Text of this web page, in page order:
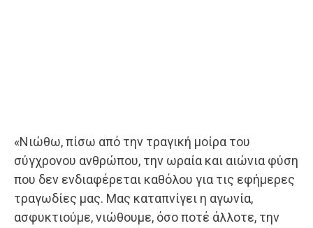
«Νιώθω, πίσω από την τραγική μοίρα του
σύγχρονου ανθρώπου, την ωραία και αιώνια φύση
που δεν ενδιαφέρεται καθόλου για τις εφήμερες
τραγωδίες μας. Μας καταπνίγει η αγωνία,
ασφυκτιούμε, νιώθουμε, όσο ποτέ άλλοτε, την